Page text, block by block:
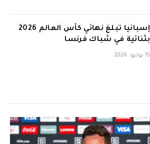
إسبانيا تبلغ نهائي كأس العالم 2026
بثنائية في شباك فرنسا
15 يوليو، 2026